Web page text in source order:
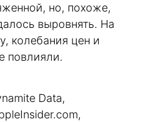
но, похоже,
выровнять. На
колебания цен и
повлияли.
Data,